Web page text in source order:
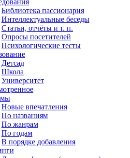
Библиотека пассионария
Интеллектуальные беседы
Статьи, отчёты и т. п.
Опросы посетителей
Психологические тесты
Детсад
Школа
Университет
Новые впечатления
По названиям
По жанрам
По годам
В порядке добавления